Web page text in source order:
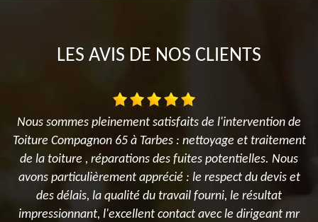
LES AVIS DE NOS CLIENTS
Nous sommes pleinement satisfaits de l'intervention de
Toiture Compagnon 65 à Tarbes : nettoyage et traitement
de la toiture , réparations des fuites potentielles. Nous
avons particulièrement apprécié : le respect du devis et
des délais, la qualité du travail fourni, le résultat
impressionnant, l'excellent contact avec le dirigeant mr